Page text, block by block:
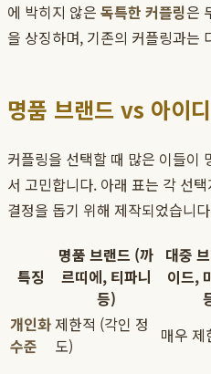
에 박히지 않은 독특한 커플링은
을 상징하며, 기존의 커플링과는
명품 브랜드 vs 아이
커플링을 선택할 때 많은 이들이
서 고민합니다. 아래 표는 각 선
결정을 돕기 위해 제작되었습니
특징
명품 브랜드 (까
르띠에, 티파니
등)
대중
이드,
개인화
수준
제한적 (각인 정
도)
매우 제